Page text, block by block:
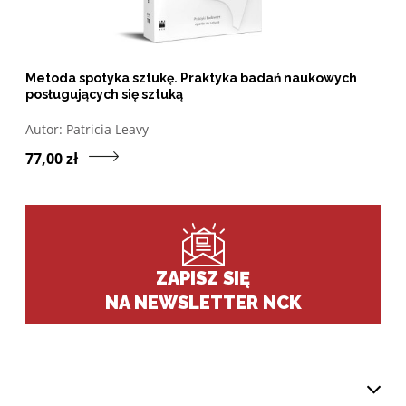
Metoda spotyka sztukę. Praktyka badań naukowych
posługujących się sztuką
Autor: Otwórz w nowym oknie listę pozycji, których autorem
Patricia Leavy
77,00 zł
ZAPISZ SIĘ
NA NEWSLETTER NCK